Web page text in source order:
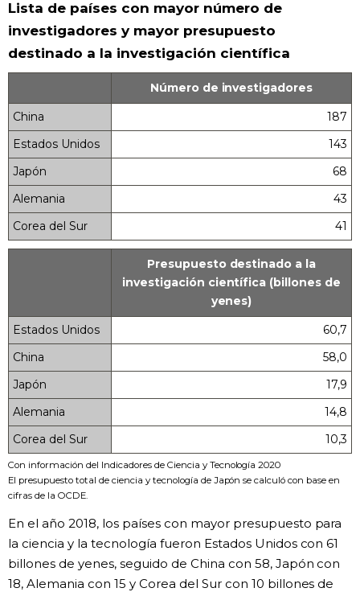
Lista de países con mayor número de
investigadores y mayor presupuesto
destinado a la investigación científica
Número de investigadores
China
187
Estados Unidos
143
Japón
68
Alemania
43
Corea del Sur
41
Presupuesto destinado a la
investigación científica (billones de
yenes)
Estados Unidos
60,7
China
58,0
Japón
17,9
Alemania
14,8
Corea del Sur
10,3
Con información del Indicadores de Ciencia y Tecnología 2020
El presupuesto total de ciencia y tecnología de Japón se calculó con base en
cifras de la OCDE.
En el año 2018, los países con mayor presupuesto para
la ciencia y la tecnología fueron Estados Unidos con 61
billones de yenes, seguido de China con 58, Japón con
18, Alemania con 15 y Corea del Sur con 10 billones de